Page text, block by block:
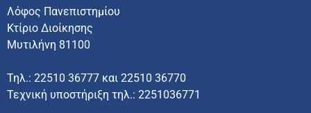
Λόφος Πανεπιστημίου
Κτίριο Διοίκησης
Μυτιλήνη 81100
Τηλ.: 22510 36777 και 22510 36770
Τεχνική υποστήριξη τηλ.: 2251036771